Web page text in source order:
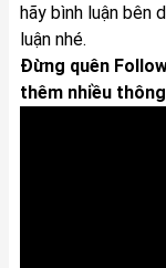
hãy bình luận bên
luận nhé.
Đừng quên
thêm nhiều